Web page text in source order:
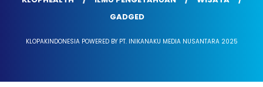
GADGED
KLOPAKINDONESIA POWERED BY PT. INIKANAKU MEDIA NUSANTARA 2025